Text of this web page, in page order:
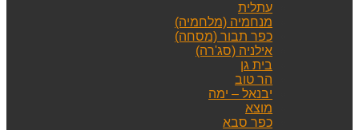
עתלית
מנחמיה (מלחמיה)
כפר תבור (מסחה)
אילניה (סג'רה)
בית גן
הר טוב
יבנאל – ימה
מוצא
כפר סבא